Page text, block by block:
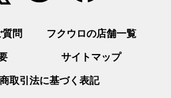
問 フクウロの店舗一覧
サイトマップ
取引法に基づく表記